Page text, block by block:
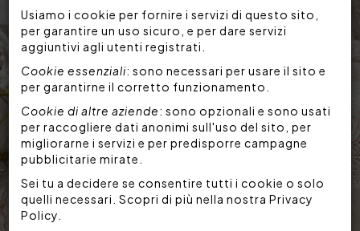
Usiamo i cookie per fornire i servizi di questo sito,
per garantire un uso sicuro, e per dare servizi
aggiuntivi agli utenti registrati.
Cookie essenziali: sono necessari per usare il sito e
per garantirne il corretto funzionamento.
Cookie di altre aziende: sono opzionali e sono usati
per raccogliere dati anonimi sull'uso del sito, per
migliorarne i servizi e per predisporre campagne
pubblicitarie mirate.
Sei tu a decidere se consentire tutti i cookie o solo
quelli necessari. Scopri di più nella nostra Privacy
Policy